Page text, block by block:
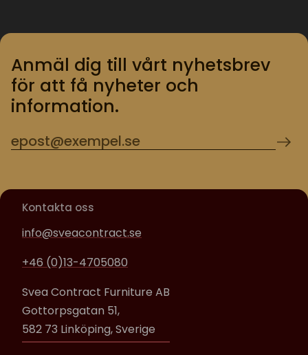
Anmäl dig till vårt nyhetsbrev
för att få nyheter och
information.
Kontakta oss
info@sveacontract.se
+46 (0)13-4705080
Svea Contract Furniture AB
Gottorpsgatan 51,
582 73 Linköping, Sverige